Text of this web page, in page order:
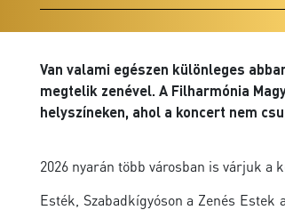
Van valami egészen különleges
megtelik zenével. A Filharmónia
helyszíneken, ahol a koncert nem
2026 nyarán több városban is várjuk a
Esték, Szabadkígyóson a Zenés